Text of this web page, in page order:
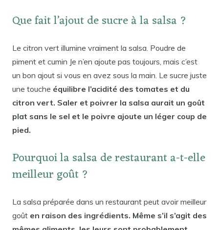
Que fait l’ajout de sucre à la salsa ?
Le citron vert illumine vraiment la salsa. Poudre de
piment et cumin Je n’en ajoute pas toujours, mais c’est
un bon ajout si vous en avez sous la main. Le sucre juste
une touche équilibre l’acidité des tomates et du
citron vert. Saler et poivrer la salsa aurait un goût
plat sans le sel et le poivre ajoute un léger coup de
pied.
Pourquoi la salsa de restaurant a-t-elle
meilleur goût ?
La salsa préparée dans un restaurant peut avoir meilleur
goût en raison des ingrédients. Même s’il s’agit des